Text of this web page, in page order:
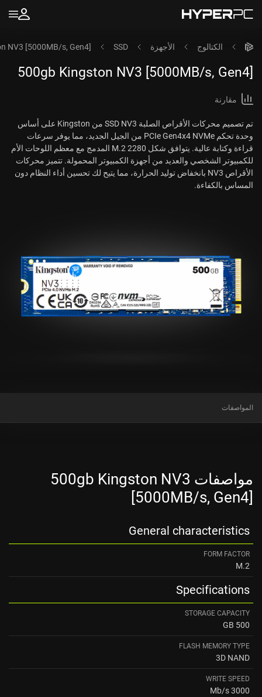
الكتالوج الأجهزة SSD
NV3 [5000MB/s, Gen4]
500gb Kingston NV3 [5000MB/s, Gen4]
مقارنة
تم تصميم محركات الأقراص الصلبة SSD NV3 من Kingston على أساس
وحدة تحكم PCIe Gen4x4 NVMe من الجيل الجديد، مما يوفر سرعات
قراءة وكتابة عالية. يتوافق شكل M.2 2280 المدمج مع معظم اللوحات الأم
للكمبيوتر الشخصي والعديد من أجهزة الكمبيوتر المحمولة. تتميز محركات
الأقراص NV3 بانخفاض توليد الحرارة، مما يتيح لك تحسين أداء النظام دون
المساس بالكفاءة.
المواصفات
مواصفات 500gb Kingston NV3
[5000MB/s, Gen4]
General characteristics
FORM FACTOR
M.2
Specifications
STORAGE CAPACITY
500 GB
FLASH MEMORY TYPE
3D NAND
WRITE SPEED
3000 Mb/s